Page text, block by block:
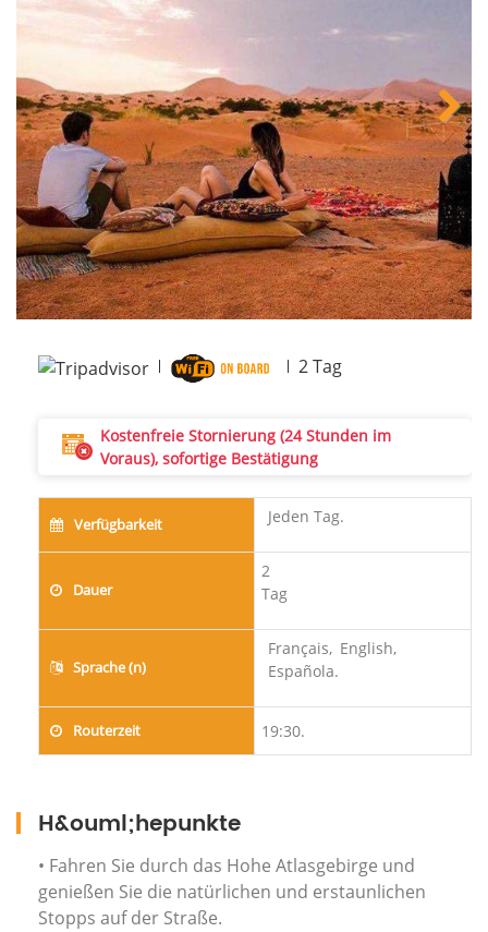
Next
2Tag
Kostenfreie Stornierung (24 Stunden im
Voraus), sofortige Bestätigung
Verfügbarkeit Jeden Tag.
Dauer
2
Tag
Sprache (n)
Français, English,
Española.
Routerzeit 19:30.
H&ouml;hepunkte
• Fahren Sie durch das Hohe Atlasgebirge und
genießen Sie die natürlichen und erstaunlichen
Stopps auf der Straße.